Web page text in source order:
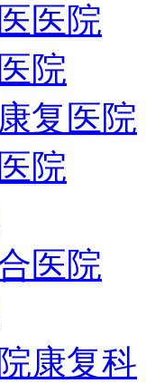
医院
院
复医院
院
医院
康复科